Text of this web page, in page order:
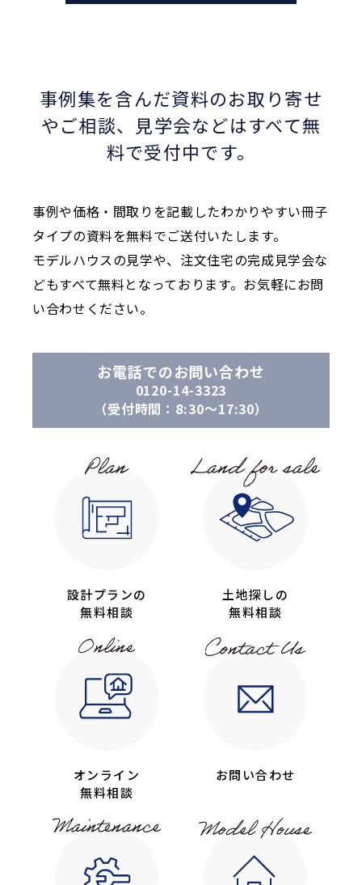
事例集を含んだ資料のお取り寄せ
やご相談、
見学会などはすべて無
料で受付中です。
事例や価格・間取りを記載したわかりやすい冊子
タイプの資料を無料でご送付いたします。
モデルハウスの見学や、注文住宅の完成見学会な
どもすべて無料となっております。お気軽にお問
い合わせください。
お電話でのお問い合わせ
0120-14-3323
（受付時間：8:30〜17:30）
設計プランの
無料相談
土地探しの
無料相談
オンライン
無料相談
お問い合わせ